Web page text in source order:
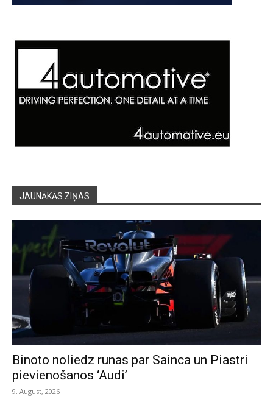
JAUNĀKĀS ZIŅAS
Binoto noliedz runas par Sainca un Piastri
pievienošanos ‘Audi’
9. August, 2026